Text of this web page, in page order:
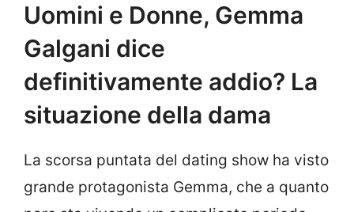
Uomini e Donne, Gemma
Galgani dice
definitivamente addio? La
situazione della dama
La scorsa puntata del dating show ha visto
grande protagonista Gemma, che a quanto